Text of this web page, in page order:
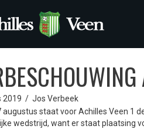
2019 / Jos Verbeek
augustus staat voor Achilles Veen 1
wedstrijd, want er staat plaatsing